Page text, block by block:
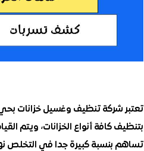
تعتبر شركة تنظيف وغسيل خزانات بحي
بتنظيف كافة أنواع الخزانات، ويتم
تساهم بنسبة كبيرة جدا في التخلص